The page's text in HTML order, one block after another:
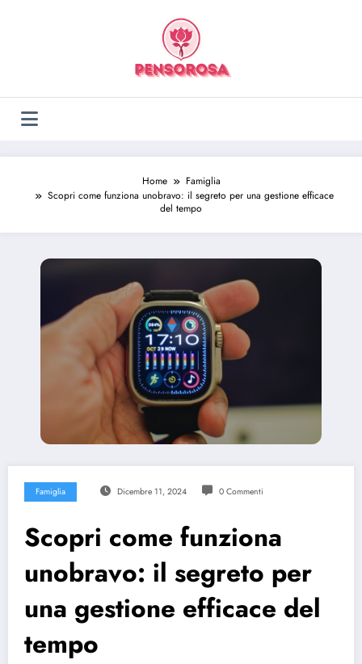
Home
Famiglia
Scopri come funziona unobravo: il segreto per una gestione efficace
del tempo
Famiglia Dicembre 11, 2024 0 Commenti
Scopri come funziona
unobravo: il segreto per
una gestione efficace del
tempo